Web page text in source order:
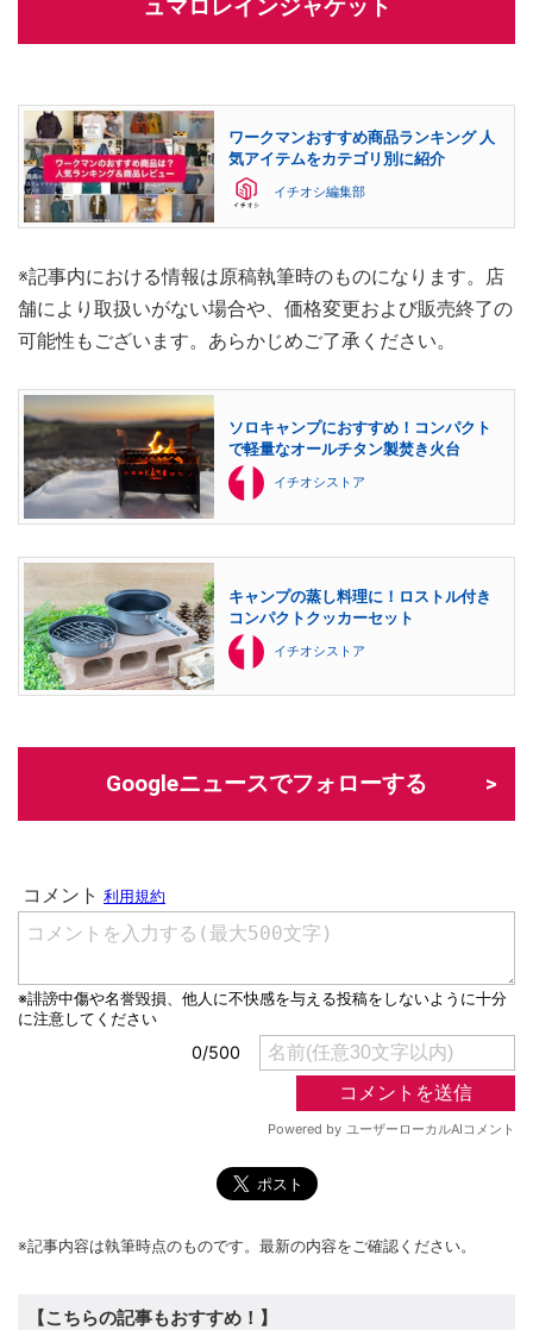
ュマロレインジャケット
ワークマンおすすめ商品ランキング 人
気アイテムをカテゴリ別に紹介
イチオシ編集部
※記事内における情報は原稿執筆時のものになります。店
舗により取扱いがない場合や、価格変更および販売終了の
可能性もございます。あらかじめご了承ください。
ソロキャンプにおすすめ！コンパクト
で軽量なオールチタン製焚き火台
イチオシストア
キャンプの蒸し料理に！ロストル付き
コンパクトクッカーセット
イチオシストア
Googleニュースでフォローする
※記事内容は執筆時点のものです。最新の内容をご確認ください。
【こちらの記事もおすすめ！】